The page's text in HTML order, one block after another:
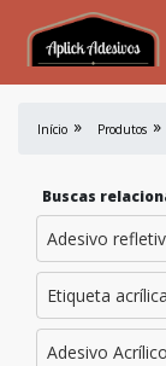
Início Produtos
Buscas
Adesivo
Etiqueta
Adesivo Acrílico